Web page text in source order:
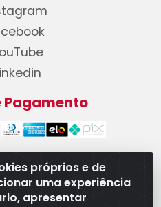
próprios e de
uma experiência
apresentar
Pagamento
LTDA - CNPJ
do Níquel, 667 - Parque